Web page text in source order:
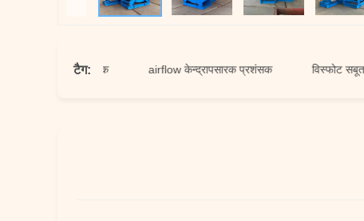
टैग:
चिमटा प्रशंसक airflow केन्द्रापसारक प्रशंसक विस्फोट सबूत